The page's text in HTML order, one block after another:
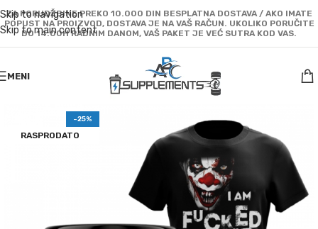
Skip to navigation
Skip to main content
ZA PORUDŽBINE PREKO 10.000 DIN BESPLATNA DOSTAVA / AKO IMATE
POPUST NA PROIZVOD, DOSTAVA JE NA VAŠ RAČUN. UKOLIKO PORUČITE
DO 14:00H RADNIM DANOM, VAŠ PAKET JE VEĆ SUTRA KOD VAS.
MENI
-25%
RASPRODATO